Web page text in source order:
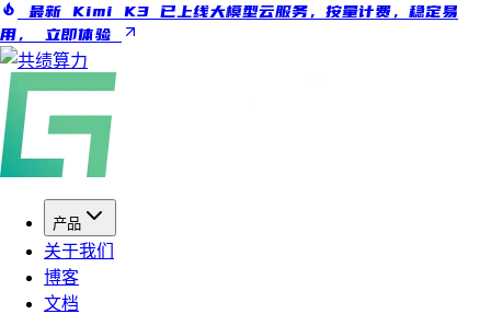
最新 Kimi K3 已上线大模型云服务，按量计费，稳定易
用， 立即体验
产品
关于我们
博客
文档